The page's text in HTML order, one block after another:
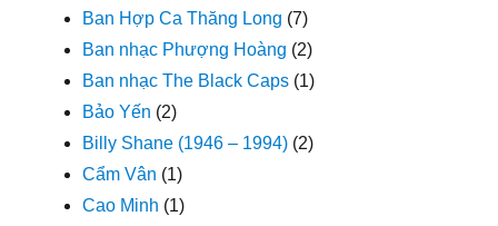
Ban Hợp Ca Thăng Long (7)
Ban nhạc Phượng Hoàng (2)
Ban nhạc The Black Caps (1)
Bảo Yến (2)
Billy Shane (1946 – 1994) (2)
Cẩm Vân (1)
Cao Minh (1)